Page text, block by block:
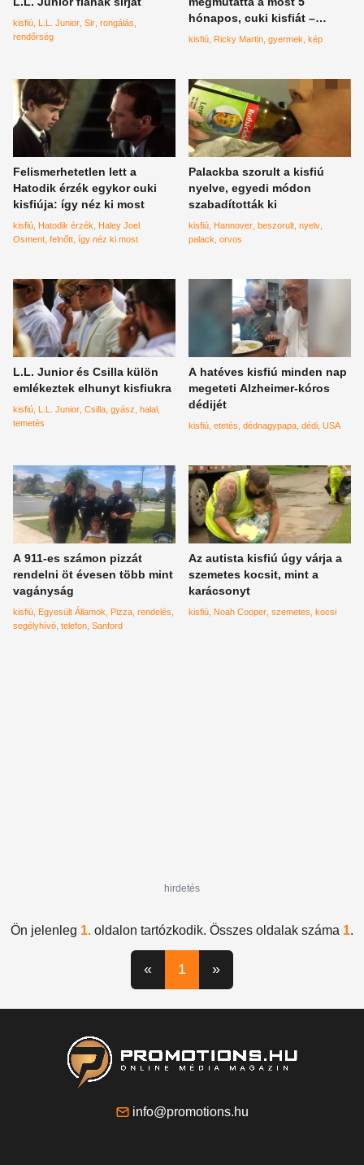
kisfiú L.L. Junior Sir rongálás
rendőrség
hónapos, cuki kisfiát –
képek
kisfiú Ricky Martin gyermek kép
Felismerhetetlen lett a
Hatodik érzék egykor cuki
kisfiúja: így néz ki most
kisfiú Hatodik érzék
Haley Joel
Osment felnőtt így néz ki most
Palackba szorult a kisfiú
nyelve, egyedi módon
szabadították ki
kisfiú Hannover beszorult nyelv
palack orvos
L.L. Junior és Csilla külön
emlékeztek elhunyt kisfiukra
kisfiú L.L. Junior Csilla gyász halal
temetés
A hatéves kisfiú minden nap
megeteti Alzheimer-kóros
dédijét
kisfiú etetés dédnagypapa dédi USA
A 911-es számon pizzát
rendelni öt évesen több mint
vagányság
kisfiú Egyesült Államok Pizza rendelés
segélyhívó telefon Sanford
Az autista kisfiú úgy várja a
szemetes kocsit, mint a
karácsonyt
kisfiú Noah Cooper szemetes kocsi
hirdetés
Ön jelenleg 1. oldalon tartózkodik. Összes oldalak száma 1.
« 1 »
info@promotions.hu